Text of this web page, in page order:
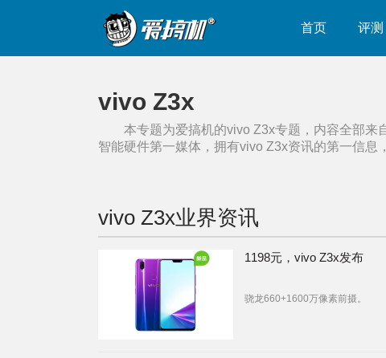
首页 评测
vivo Z3x
本专题为爱搞机的vivo Z3x专题，内容全部来
智能硬件第一媒体，拥有vivo Z3x资讯的第一信息
vivo Z3x业界资讯
1198元，vivo Z3x发布
骁龙660+1600万像素前摄。